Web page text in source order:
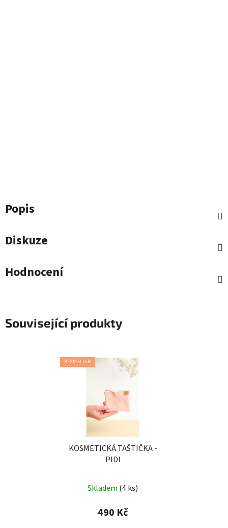
Popis
Diskuze
Hodnocení
Související produkty
BESTSELLER
KOSMETICKÁ TAŠTIČKA -
PIDI
hodnocení
produktu
Skladem (4 ks)
490 Kč